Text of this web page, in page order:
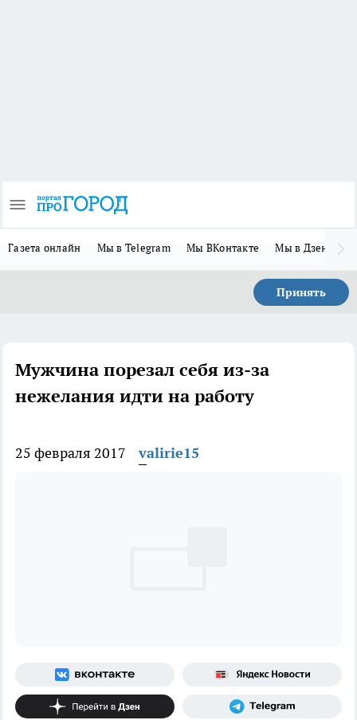
Газета онлайн Мы в Telegram Мы ВКонтакте Мы в Дзене
Принять
Мужчина порезал себя из-за
нежелания идти на работу
25 февраля 2017 valirie15